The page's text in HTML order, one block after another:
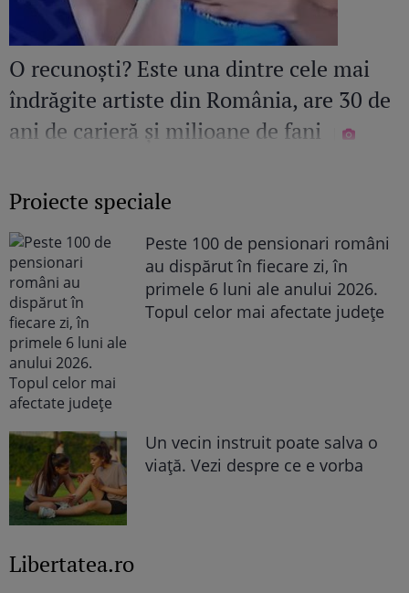
O recunoști? Este una dintre cele mai
îndrăgite artiste din România, are 30 de
ani de carieră și milioane de fani
Proiecte speciale
Peste 100 de pensionari români
au dispărut în fiecare zi, în
primele 6 luni ale anului 2026.
Topul celor mai afectate județe
Un vecin instruit poate salva o
viață. Vezi despre ce e vorba
Libertatea.ro